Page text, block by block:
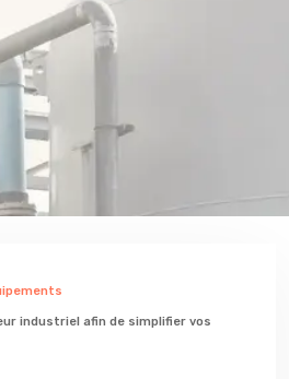
industriel afin de simplifier vos